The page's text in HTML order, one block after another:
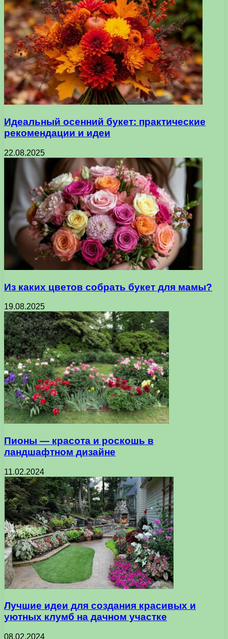
Идеальный осенний букет: практические
рекомендации и идеи
22.08.2025
Из каких цветов собрать букет для мамы?
19.08.2025
Пионы — красота и роскошь в
ландшафтном дизайне
11.02.2024
Лучшие идеи для создания красивых и
уютных клумб на дачном участке
08.02.2024